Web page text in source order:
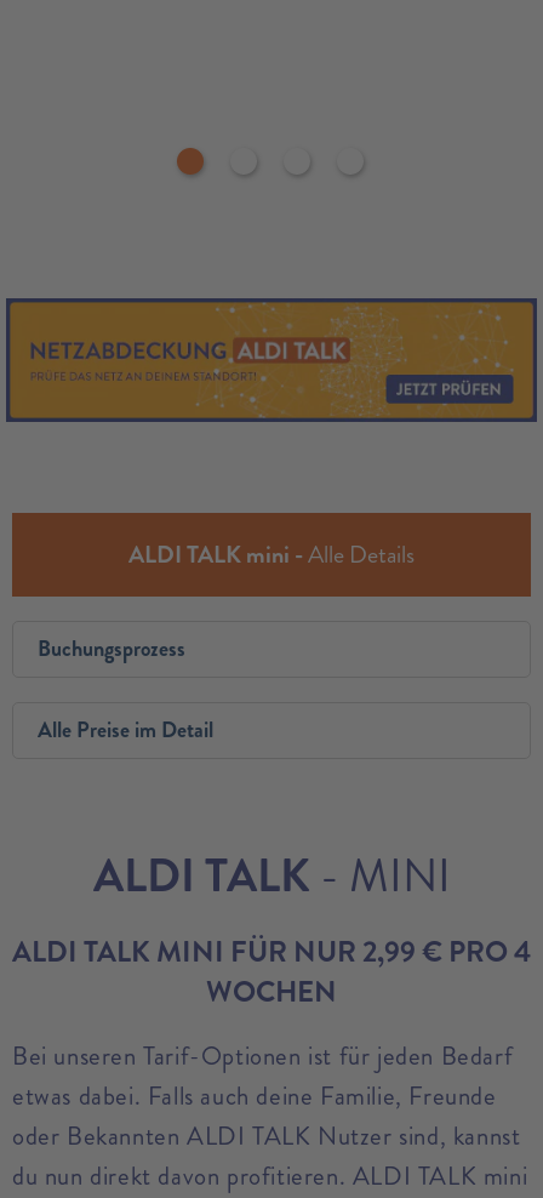
ALDI TALK mini -Alle Details
Buchungsprozess
Alle Preise im Detail
ALDI TALK - MINI
ALDI TALK MINI FÜR NUR 2,99 € PRO 4
WOCHEN
Bei unseren Tarif-Optionen ist für jeden Bedarf
etwas dabei. Falls auch deine Familie, Freunde
oder Bekannten ALDI TALK Nutzer sind, kannst
du nun direkt davon profitieren. ALDI TALK mini